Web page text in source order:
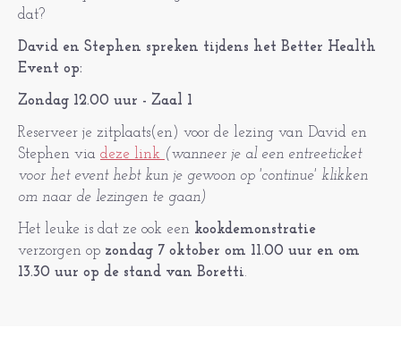
dat?
David en Stephen spreken tijdens het Better Health
Event op:
Zondag 12.00 uur - Zaal 1
Reserveer je zitplaats(en) voor de lezing van David en
Stephen via deze link (wanneer je al een entreeticket
voor het event hebt kun je gewoon op 'continue' klikken
om naar de lezingen te gaan)
Het leuke is dat ze ook een kookdemonstratie
verzorgen op zondag 7 oktober om 11.00 uur en om
13.30 uur op de stand van Boretti.